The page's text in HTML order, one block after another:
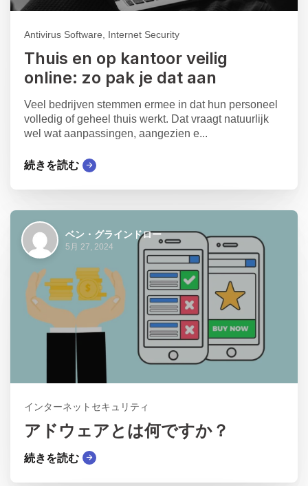
Antivirus Software, Internet Security
Thuis en op kantoor veilig
online: zo pak je dat aan
Veel bedrijven stemmen ermee in dat hun personeel
volledig of geheel thuis werkt. Dat vraagt natuurlijk
wel wat aanpassingen, aangezien e...
続きを読む
ベン・グラインドロー
5月 27, 2024
インターネットセキュリティ
アドウェアとは何ですか？
続きを読む